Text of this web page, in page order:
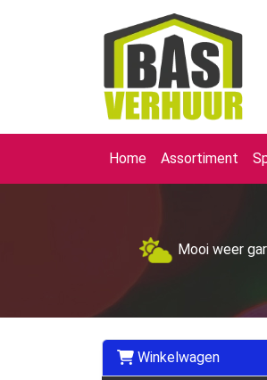
Home Assortiment
Mooi weer
Winkelwagen